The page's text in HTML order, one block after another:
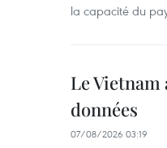
la capacité du
Le Vietnam
données
07/08/2026 03:19